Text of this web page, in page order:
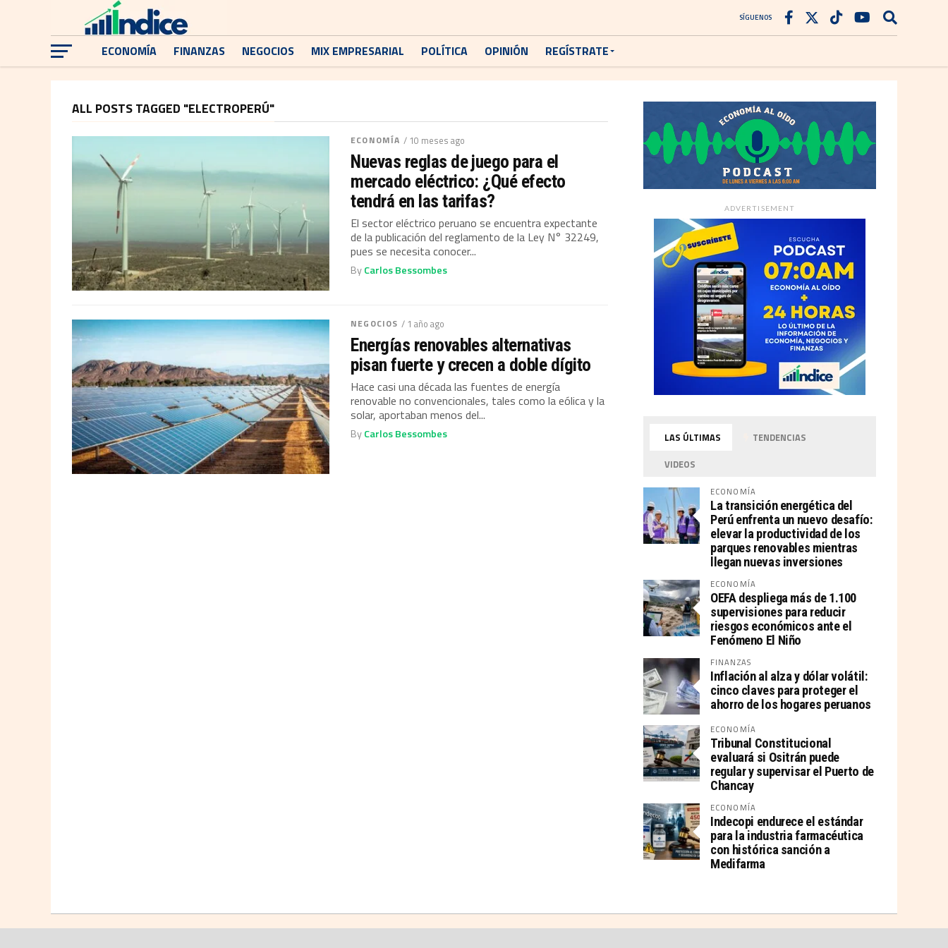
SÍGUENOS
ECONOMÍA FINANZAS NEGOCIOS MIX EMPRESARIAL POLÍTICA OPINIÓN REGÍSTRATE
ALL POSTS TAGGED "ELECTROPERÚ"
ECONOMÍA / 10 meses ago
Nuevas reglas de juego para el
mercado eléctrico: ¿Qué efecto
tendrá en las tarifas?
El sector eléctrico peruano se encuentra expectante
de la publicación del reglamento de la Ley N° 32249,
pues se necesita conocer...
ByCarlos Bessombes
NEGOCIOS / 1 año ago
Energías renovables alternativas
pisan fuerte y crecen a doble dígito
Hace casi una década las fuentes de energía
renovable no convencionales, tales como la eólica y la
solar, aportaban menos del...
ByCarlos Bessombes
ADVERTISEMENT
LAS ÚLTIMAS
TENDENCIAS
VIDEOS
ECONOMÍA
La transición energética del
Perú enfrenta un nuevo desafío:
elevar la productividad de los
parques renovables mientras
llegan nuevas inversiones
ECONOMÍA
OEFA despliega más de 1.100
supervisiones para reducir
riesgos económicos ante el
Fenómeno El Niño
FINANZAS
Inflación al alza y dólar volátil:
cinco claves para proteger el
ahorro de los hogares peruanos
ECONOMÍA
Tribunal Constitucional
evaluará si Ositrán puede
regular y supervisar el Puerto de
Chancay
ECONOMÍA
Indecopi endurece el estándar
para la industria farmacéutica
con histórica sanción a
Medifarma